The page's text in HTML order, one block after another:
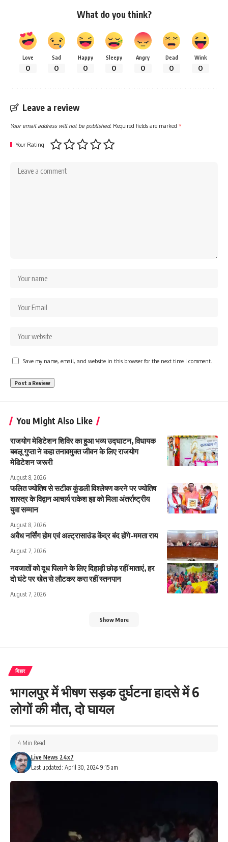
What do you think?
Love
0
Sad
0
Happy
0
Sleepy
0
Angry
0
Dead
0
Wink
0
Leave a review
Your email address will not be published. Required fields are marked *
Your Rating
Save my name, email, and website in this browser for the next time I comment.
You Might Also Like
राजयोग मेडिटेशन शिविर का हुआ भव्य उद्घाटन, विधायक
बबलू गुप्ता ने कहा तनावमुक्त जीवन के लिए राजयोग
मेडिटेशन जरूरी
August 8, 2026
फलित ज्योतिष से सटीक कुंडली विश्लेषण करने पर ज्योतिष
शास्त्र के विद्वान आचार्य राकेश झा को मिला अंतर्राष्ट्रीय
युवा सम्मान
August 8, 2026
अवैध नर्सिंग होम एवं अल्ट्रासाउंड केंद्र बंद होंगे-ममता राय
August 7, 2026
नवजातों को दूध पिलाने के लिए दिहाड़ी छोड़ रहीं माताएं, हर
दो घंटे पर खेत से लौटकर करा रहीं स्तनपान
August 7, 2026
Show More
बिहार
भागलपुर में भीषण सड़क दुर्घटना हादसे में 6
लोगों की मौत, दो घायल
Last updated: April 30, 2024 9:15 am
Live News 24x7
4 Min Read